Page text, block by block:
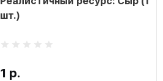
шт.)
1 р.